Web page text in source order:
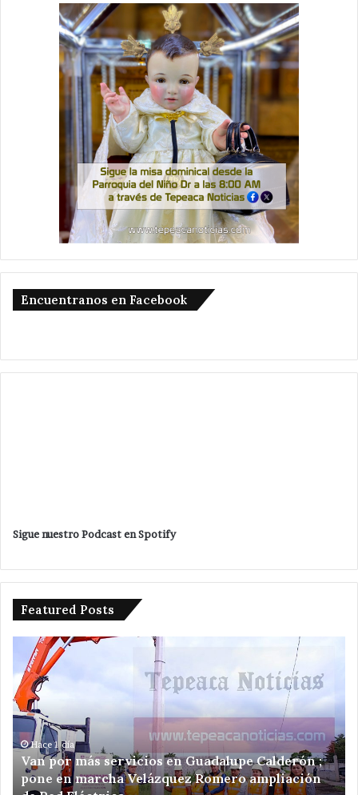
Encuentranos en Facebook
Sigue nuestro Podcast en Spotify
Featured Posts
por
más
servicios
en
Guadalupe
Calderón
pone
Hace 1 día
Van por más servicios en Guadalupe Calderón ;
pone en marcha Velázquez Romero ampliación
de